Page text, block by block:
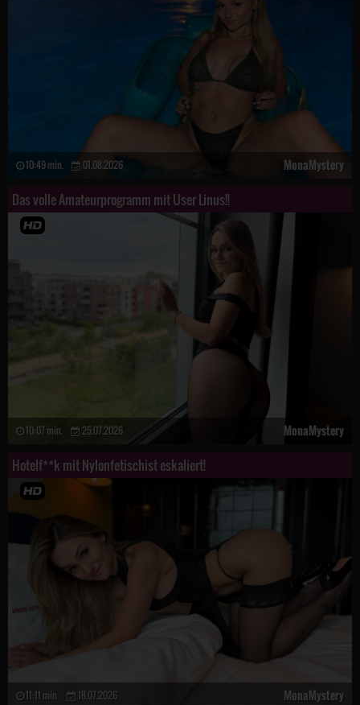
10:49 min. 01.08.2026 MonaMystery
Das volle Amateurprogramm mit User Linus!!
10:07 min. 25.07.2026 MonaMystery
Hotelf**k mit Nylonfetischist eskaliert!
11:11 min. 18.07.2026 MonaMystery